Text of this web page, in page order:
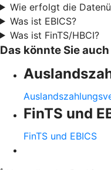
Wie erfolgt die
Was ist EBICS?
Was ist FinTS/HBCI?
Das könnte Sie
FinTS und
FinTS und EBICS